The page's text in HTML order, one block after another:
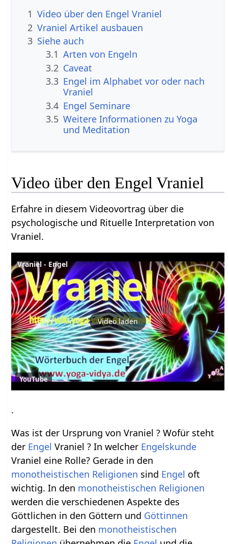
1 Video über den Engel Vraniel
2 Vraniel Artikel ausbauen
3 Siehe auch
3.1 Arten von Engeln
3.2 Caveat
3.3 Engel im Alphabet vor oder nach
Vraniel
3.4 Engel Seminare
3.5 Weitere Informationen zu Yoga
und Meditation
Video über den Engel Vraniel
Erfahre in diesem Videovortrag über die
psychologische und Rituelle Interpretation von
Vraniel.
Vraniel - Engel
Video laden
YouTube
.
Was ist der Ursprung von Vraniel ? Wofür steht
der Engel Vraniel ? In welcher Engelskunde
Vraniel eine Rolle? Gerade in den
monotheistischen Religionen sind Engel oft
wichtig. In den monotheistischen Religionen
werden die verschiedenen Aspekte des
Göttlichen in den Göttern und Göttinnen
dargestellt. Bei den monotheistischen